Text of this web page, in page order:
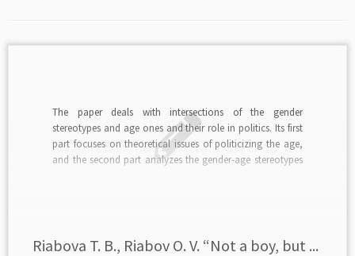
The paper deals with intersections of the gender
stereotypes and age ones and their role in politics. Its first
part focuses on theoretical issues of politicizing the age,
and the second part analyzes the gender-age stereotypes
Riabova T. B., Riabov O. V. “Not a boy, but ...